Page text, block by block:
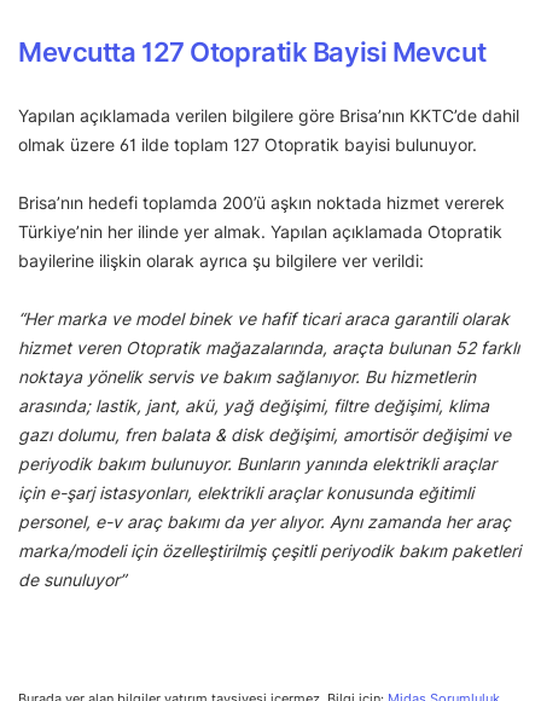
Mevcutta 127 Otopratik Bayisi Mevcut
Yapılan açıklamada verilen bilgilere göre Brisa’nın KKTC’de dahil
olmak üzere 61 ilde toplam 127 Otopratik bayisi bulunuyor.
Brisa’nın hedefi toplamda 200’ü aşkın noktada hizmet vererek
Türkiye’nin her ilinde yer almak. Yapılan açıklamada Otopratik
bayilerine ilişkin olarak ayrıca şu bilgilere ver verildi:
“Her marka ve model binek ve hafif ticari araca garantili olarak
hizmet veren Otopratik mağazalarında, araçta bulunan 52 farklı
noktaya yönelik servis ve bakım sağlanıyor. Bu hizmetlerin
arasında; lastik, jant, akü, yağ değişimi, filtre değişimi, klima
gazı dolumu, fren balata & disk değişimi, amortisör değişimi ve
periyodik bakım bulunuyor. Bunların yanında elektrikli araçlar
için e-şarj istasyonları, elektrikli araçlar konusunda eğitimli
personel, e-v araç bakımı da yer alıyor. Aynı zamanda her araç
marka/modeli için özelleştirilmiş çeşitli periyodik bakım paketleri
de sunuluyor”